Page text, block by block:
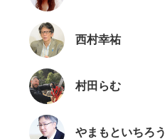
西村幸祐
村田らむ
やまもといちろう